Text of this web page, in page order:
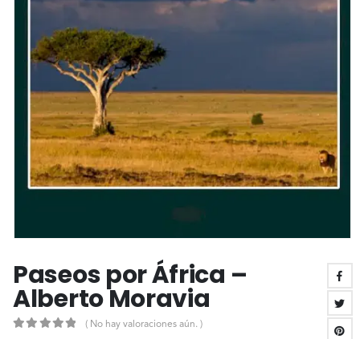
Paseos por África –
Alberto Moravia
( No hay valoraciones aún. )